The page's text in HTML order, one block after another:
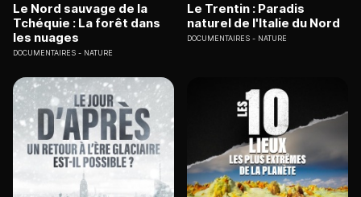
Le Nord sauvage de la
Tchéquie : La forêt dans
les nuages
DOCUMENTAIRES NATURE
Le Trentin : Paradis
naturel de l'Italie du Nord
DOCUMENTAIRES NATURE